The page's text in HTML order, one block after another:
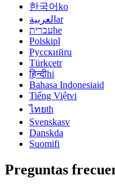
한국어ko
العربية ar
עבריתhe
Polskipl
Русскийru
Türkçetr
हिन्दीhi
Bahasa Indonesiaid
Tiếng Việtvi
ไทยth
Svenskasv
Danskda
Suomifi
Preguntas